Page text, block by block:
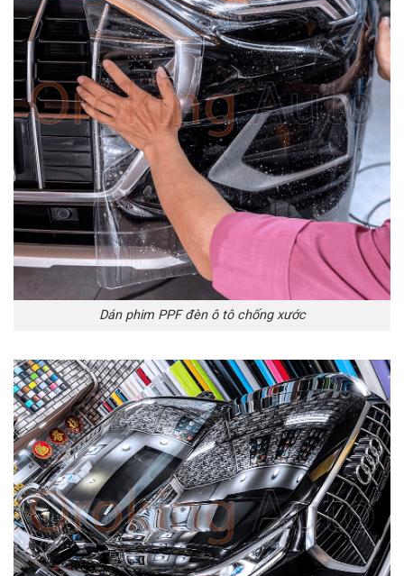
Dán phim PPF đèn ô tô chống xước